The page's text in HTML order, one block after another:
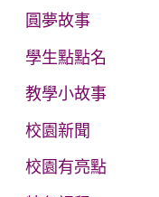
:
圓夢故事
學生點點名
教學小故事
校園新聞
校園有亮點